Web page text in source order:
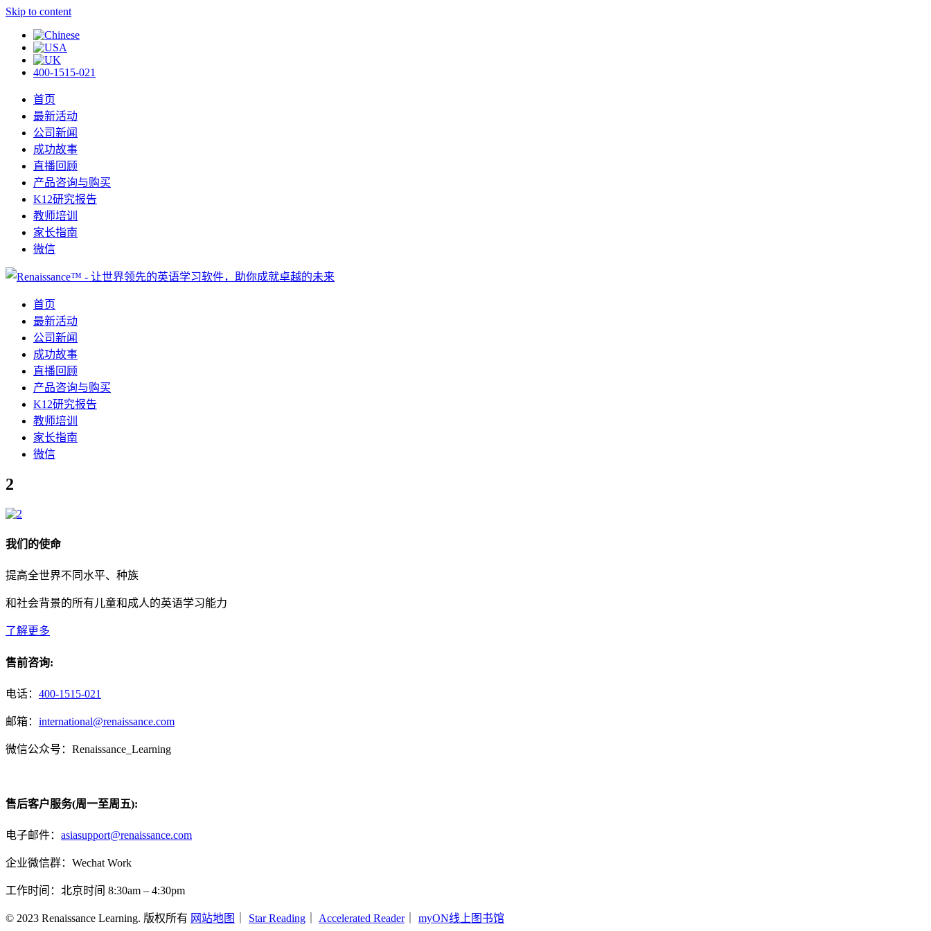
Skip to content
400-1515-021
首页
最新活动
公司新闻
成功故事
直播回顾
产品咨询与购买
K12研究报告
教师培训
家长指南
微信
首页
最新活动
公司新闻
成功故事
直播回顾
产品咨询与购买
K12研究报告
教师培训
家长指南
微信
2
我们的使命
提高全世界不同水平、种族
和社会背景的所有儿童和成人的英语学习能力
了解更多
售前咨询:
电话： 400-1515-021
邮箱： international@renaissance.com
微信公众号：Renaissance_Learning
售后客户服务(周一至周五):
电子邮件： asiasupport@renaissance.com
企业微信群：Wechat Work
工作时间：北京时间 8:30am – 4:30pm
© 2023 Renaissance Learning. 版权所有 网站地图 Star Reading Accelerated Reader｜ myON线上图书馆